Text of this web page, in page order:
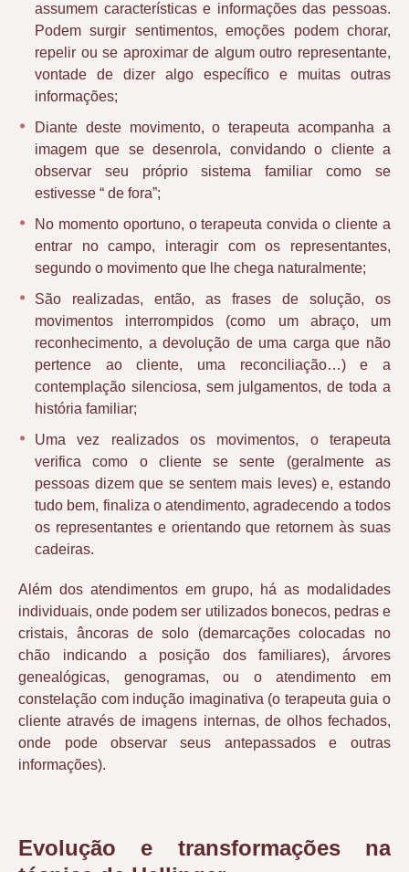
assumem características e informações das pessoas.
Podem surgir sentimentos, emoções podem chorar,
repelir ou se aproximar de algum outro representante,
vontade de dizer algo específico e muitas outras
informações;
Diante deste movimento, o terapeuta acompanha a
imagem que se desenrola, convidando o cliente a
observar seu próprio sistema familiar como se
estivesse “ de fora”;
No momento oportuno, o terapeuta convida o cliente a
entrar no campo, interagir com os representantes,
segundo o movimento que lhe chega naturalmente;
São realizadas, então, as frases de solução, os
movimentos interrompidos (como um abraço, um
reconhecimento, a devolução de uma carga que não
pertence ao cliente, uma reconciliação…) e a
contemplação silenciosa, sem julgamentos, de toda a
história familiar;
Uma vez realizados os movimentos, o terapeuta
verifica como o cliente se sente (geralmente as
pessoas dizem que se sentem mais leves) e, estando
tudo bem, finaliza o atendimento, agradecendo a todos
os representantes e orientando que retornem às suas
cadeiras.
Além dos atendimentos em grupo, há as modalidades
individuais, onde podem ser utilizados bonecos, pedras e
cristais, âncoras de solo (demarcações colocadas no
chão indicando a posição dos familiares), árvores
genealógicas, genogramas, ou o atendimento em
constelação com indução imaginativa (o terapeuta guia o
cliente através de imagens internas, de olhos fechados,
onde pode observar seus antepassados e outras
informações).
Evolução e transformações na